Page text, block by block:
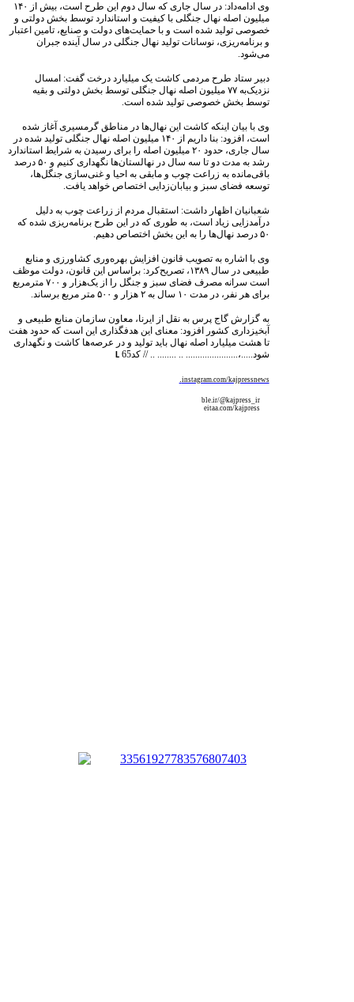
وی ادامه‌داد: در سال جاری که سال دوم این طرح است، بیش از ۱۴۰
میلیون اصله نهال جنگلی با کیفیت و استاندارد توسط بخش دولتی و
خصوصی تولید شده است و با حمایت‌های دولت و صنایع، تامین اعتبار
و برنامه‌ریزی، نوسانات تولید نهال جنگلی در سال آینده جبران
می‌شود.
دبیر ستاد طرح مردمی کاشت یک میلیارد درخت گفت: امسال
نزدیک‌به ۷۷ میلیون اصله نهال جنگلی توسط بخش دولتی و بقیه
توسط بخش خصوصی تولید شده است.
وی با بیان اینکه کاشت این نهال‌ها در مناطق گرمسیری آغاز شده
است، افزود: بنا داریم از ۱۴۰ میلیون اصله نهال جنگلی تولید شده در
سال جاری، حدود ۲۰ میلیون اصله را برای رسیدن به شرایط استاندارد
رشد به مدت دو تا سه سال در نهالستان‌ها نگهداری کنیم و ۵۰ درصد
باقی‌مانده به زراعت چوب و مابقی به احیا و غنی‌سازی جنگل‌ها،
توسعه فضای سبز و بیابان‌زدایی اختصاص خواهد یافت.
شعبانیان اظهار داشت: استقبال مردم از زراعت چوب به دلیل
درآمدزایی زیاد است، به طوری که در این طرح برنامه‌ریزی شده که
۵۰ درصد نهال‌ها را به این بخش اختصاص دهیم.
وی با اشاره به تصویب قانون افزایش بهره‌وری کشاورزی و منابع
طبیعی در سال ۱۳۸۹، تصریح‌کرد: براساس این قانون، دولت موظف
است سرانه مصرف فضای سبز و جنگل را از یک‌هزار و ۷۰۰ مترمربع
برای هر نفر، در مدت ۱۰ سال به ۲ هزار و ۵۰۰ متر مربع برساند.
به گزارش گاج پرس به نقل از ایرنا، معاون سازمان منابع طبیعی و
آبخیزداری کشور افزود: معنای این هدفگذاری این است که حدود هفت
تا هشت میلیارد اصله نهال باید تولید و در عرصه‌ها کاشت و نگهداری
شود.....،...................... .. ........ .. //کد65 L
instagram.com/kajpressnews
ble.ir/@kajpress_ir
eitaa.com/kajpress